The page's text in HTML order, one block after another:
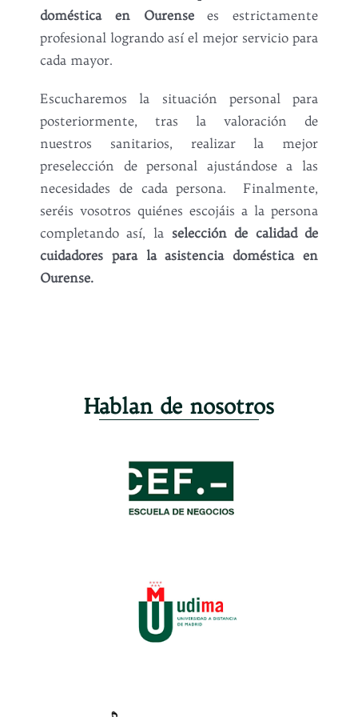
doméstica en Ourensees estrictamente
profesional logrando así el mejor servicio para
cada mayor.
Escucharemos la situación personal para
posteriormente, tras la valoración de
nuestros sanitarios, realizar la mejor
preselección de personal ajustándose a las
necesidades de cada persona. Finalmente,
seréis vosotros quiénes escojáis a la persona
completando así, la selección de calidad de
cuidadores para la asistencia doméstica en
Ourense.
Hablan de nosotros